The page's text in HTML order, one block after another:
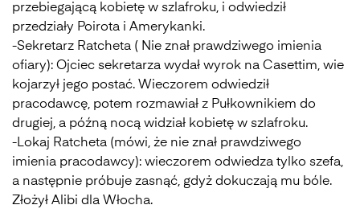
przebiegającą kobietę w szlafroku, i odwiedził
przedziały Poirota i Amerykanki.
-Sekretarz Ratcheta ( Nie znał prawdziwego imienia
ofiary): Ojciec sekretarza wydał wyrok na Casettim, wie
kojarzył jego postać. Wieczorem odwiedził
pracodawcę, potem rozmawiał z Pułkownikiem do
drugiej, a późną nocą widział kobietę w szlafroku.
-Lokaj Ratcheta (mówi, że nie znał prawdziwego
imienia pracodawcy): wieczorem odwiedza tylko szefa,
a następnie próbuje zasnąć, gdyż dokuczają mu bóle.
Złożył Alibi dla Włocha.